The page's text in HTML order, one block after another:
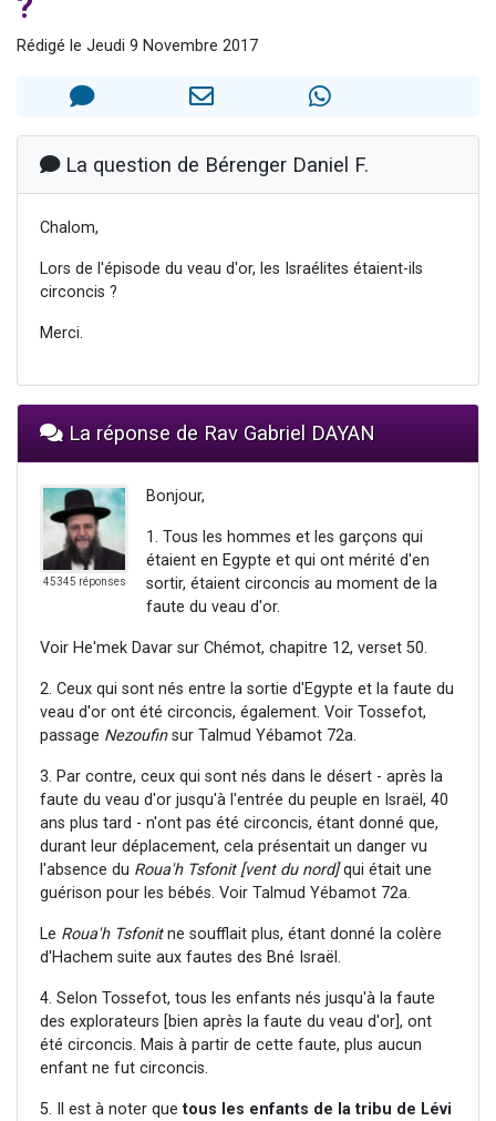
12 nouvelles musiques dans Torah-Box Music
Rédigé le Jeudi 9 Novembre 2017
La question de Bérenger Daniel F.
Chalom,
Lors de l'épisode du veau d'or, les Israélites étaient-ils
circoncis ?
Merci.
La réponse de Rav Gabriel DAYAN
45345 réponses
Bonjour,
1. Tous les hommes et les garçons qui
étaient en Egypte et qui ont mérité d'en
sortir, étaient circoncis au moment de la
faute du veau d'or.
Voir He'mek Davar sur Chémot, chapitre 12, verset 50.
2. Ceux qui sont nés entre la sortie d'Egypte et la faute du
veau d'or ont été circoncis, également. Voir Tossefot,
passage Nezoufinsur Talmud Yébamot 72a.
3. Par contre, ceux qui sont nés dans le désert - après la
faute du veau d'or jusqu'à l'entrée du peuple en Israël, 40
ans plus tard - n'ont pas été circoncis, étant donné que,
durant leur déplacement, cela présentait un danger vu
l'absence du Roua'h Tsfonit [vent du nord]qui était une
guérison pour les bébés. Voir Talmud Yébamot 72a.
Le Roua'h Tsfonitne soufflait plus, étant donné la colère
d'Hachem suite aux fautes des Bné Israël.
4. Selon Tossefot, tous les enfants nés jusqu'à la faute
des explorateurs [bien après la faute du veau d'or], ont
été circoncis. Mais à partir de cette faute, plus aucun
enfant ne fut circoncis.
5. Il est à noter quetous les enfants de la tribu de Lévi